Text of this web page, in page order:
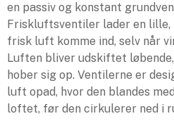
en passiv og konstant
Friskluftsventiler lader en lille,
frisk luft komme ind, selv når
Luften bliver udskiftet
hober sig op. Ventilerne er
luft opad, hvor den blandes
loftet, før den cirkulerer ned i